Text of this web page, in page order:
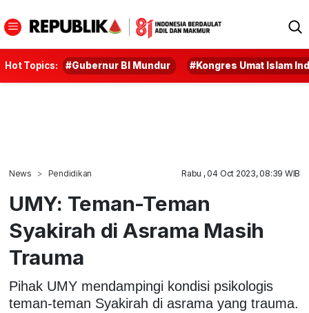
Hot Topics: #Gubernur BI Mundur #Kongres Umat Islam
News Pendidikan Rabu , 04 Oct 2023, 08:39 WIB
UMY: Teman-Teman
Syakirah di Asrama Masih
Trauma
Pihak UMY mendampingi kondisi psikologis
teman-teman Syakirah di asrama yang trauma.